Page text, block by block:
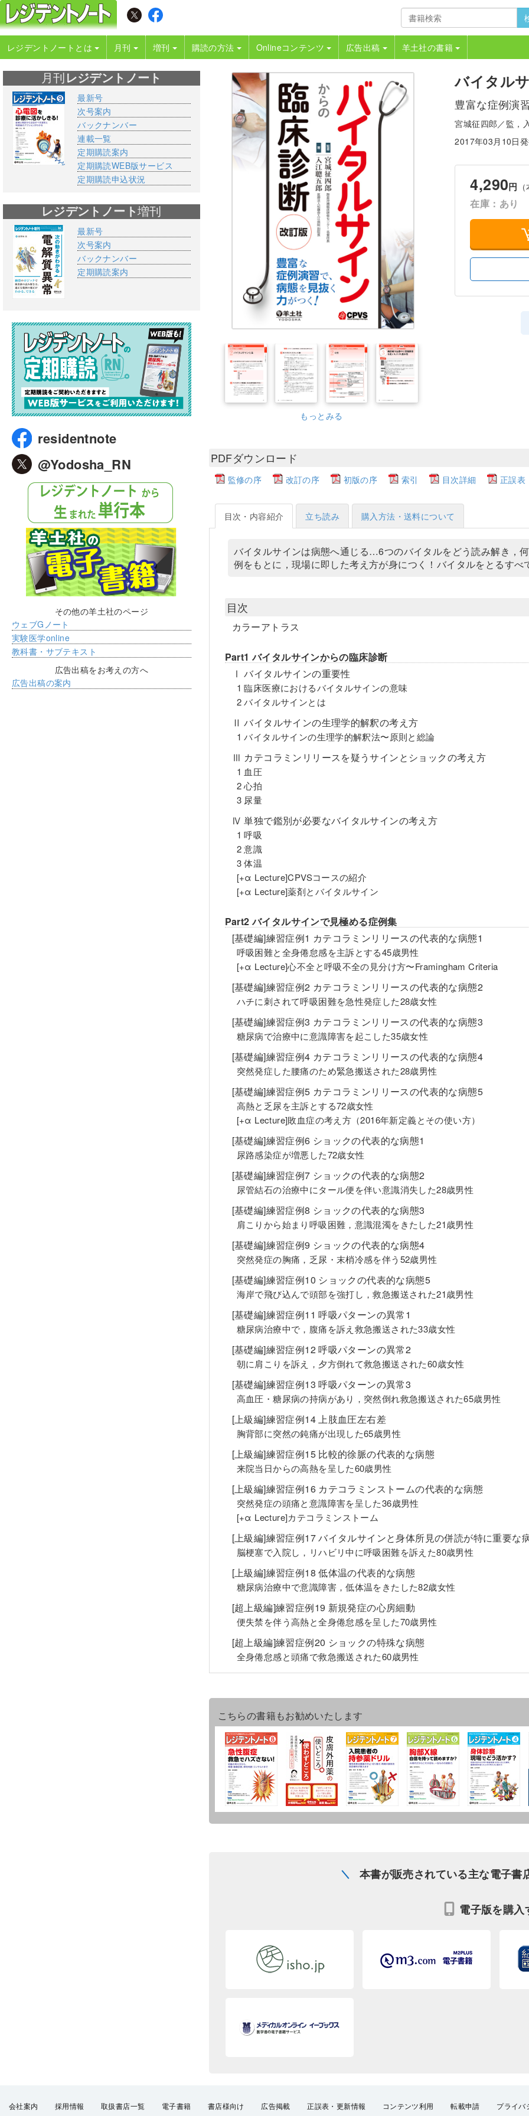
レジデントノートとは 月刊 増刊 購読の方法 Onlineコンテンツ 広告出稿 羊土社の書籍
もっとみる
バイタル
豊富な症例演
宮城征四郎／監，
2017年03月10日
4,290円
在庫：あり
PDFダウンロード
監修の序 改訂の序 初版の序 索引 目次詳細 正誤表
目次・内容紹介 立ち読み 購入方法・送料について
バイタルサインは病態へ通じる…6つのバイタルをどう読み解き，
例をもとに，現場に即した考え方が身につく！バイタルをとるすべ
目次
カラーアトラス
Part1 バイタルサインからの臨床診断
Ⅰ バイタルサインの重要性
1 臨床医療におけるバイタルサインの意味
2 バイタルサインとは
Ⅱ バイタルサインの生理学的解釈の考え方
1 バイタルサインの生理学的解釈法〜原則と総論
Ⅲ カテコラミンリリースを疑うサインとショックの考え方
1 血圧
2 心拍
3 尿量
Ⅳ 単独で鑑別が必要なバイタルサインの考え方
1 呼吸
2 意識
3 体温
[+α Lecture]CPVSコースの紹介
[+α Lecture]薬剤とバイタルサイン
Part2 バイタルサインで見極める症例集
[基礎編]練習症例1 カテコラミンリリースの代表的な病態1
呼吸困難と全身倦怠感を主訴とする45歳男性
[+α Lecture]心不全と呼吸不全の見分け方〜Framingham Criteria
[基礎編]練習症例2 カテコラミンリリースの代表的な病態2
ハチに刺されて呼吸困難を急性発症した28歳女性
[基礎編]練習症例3 カテコラミンリリースの代表的な病態3
糖尿病で治療中に意識障害を起こした35歳女性
[基礎編]練習症例4 カテコラミンリリースの代表的な病態4
突然発症した腰痛のため緊急搬送された28歳男性
[基礎編]練習症例5 カテコラミンリリースの代表的な病態5
高熱と乏尿を主訴とする72歳女性
[+α Lecture]敗血症の考え方（2016年新定義とその使い方）
[基礎編]練習症例6 ショックの代表的な病態1
尿路感染症が増悪した72歳女性
[基礎編]練習症例7 ショックの代表的な病態2
尿管結石の治療中にタール便を伴い意識消失した28歳男性
[基礎編]練習症例8 ショックの代表的な病態3
肩こりから始まり呼吸困難，意識混濁をきたした21歳男性
[基礎編]練習症例9 ショックの代表的な病態4
突然発症の胸痛，乏尿・末梢冷感を伴う52歳男性
[基礎編]練習症例10 ショックの代表的な病態5
海岸で飛び込んで頭部を強打し，救急搬送された21歳男性
[基礎編]練習症例11 呼吸パターンの異常1
糖尿病治療中で，腹痛を訴え救急搬送された33歳女性
[基礎編]練習症例12 呼吸パターンの異常2
朝に肩こりを訴え，夕方倒れて救急搬送された60歳女性
[基礎編]練習症例13 呼吸パターンの異常3
高血圧・糖尿病の持病があり，突然倒れ救急搬送された65歳男性
[上級編]練習症例14 上肢血圧左右差
胸背部に突然の鈍痛が出現した65歳男性
[上級編]練習症例15 比較的徐脈の代表的な病態
来院当日からの高熱を呈した60歳男性
[上級編]練習症例16 カテコラミンストームの代表的な病態
突然発症の頭痛と意識障害を呈した36歳男性
[+α Lecture]カテコラミンストーム
[上級編]練習症例17 バイタルサインと身体所見の併読が特に重要な
脳梗塞で入院し，リハビリ中に呼吸困難を訴えた80歳男性
[上級編]練習症例18 低体温の代表的な病態
糖尿病治療中で意識障害，低体温をきたした82歳女性
[超上級編]練習症例19 新規発症の心房細動
便失禁を伴う高熱と全身倦怠感を呈した70歳男性
[超上級編]練習症例20 ショックの特殊な病態
全身倦怠感と頭痛で救急搬送された60歳男性
こちらの書籍もお勧めいたします
本書が販売されている主な電子書
電子版を購入
月刊 レジデントノート
最新号
次号案内
バックナンバー
連載一覧
定期購読案内
定期購読WEB版サービス
定期購読申込状況
レジデントノート増刊
最新号
次号案内
バックナンバー
定期購読案内
residentnote
@Yodosha_RN
その他の羊土社のページ
ウェブGノート
実験医学online
教科書・サブテキスト
広告出稿をお考えの方へ
広告出稿の案内
会社案内 採用情報 取扱書店一覧 電子書籍 書店様向け 広告掲載 正誤表・更新情報 コンテンツ利用 転載申請 プライバ